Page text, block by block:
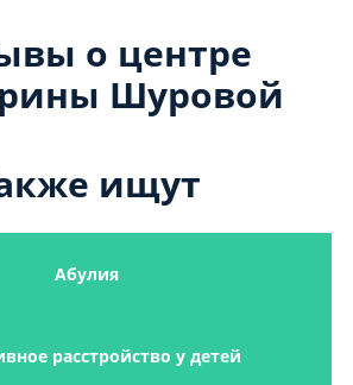
о центре
Шуровой
ищут
Абулия
расстройство у детей